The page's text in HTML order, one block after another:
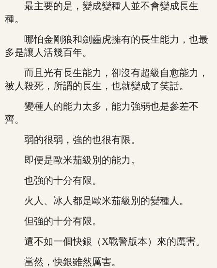
最主要的是，變成變種人並不會變成長生
種。
哪怕金剛狼和劍齒虎擁有的長生能力，也最
多是讓人活幾百年。
而且光有長生能力，卻沒有超級自愈能力，
被人殺死，所謂的長生，也就變成了笑話。
變種人的能力太多，能力強弱也是參差不
齊。
弱的很弱，強的也很有限。
即便是歐米茄級別的能力。
也強的十分有限。
火人、冰人都是歐米茄級別的變種人。
但強的十分有限。
還不如一個快銀（X戰警版本）來的厲害。
當然，快銀雖然厲害。